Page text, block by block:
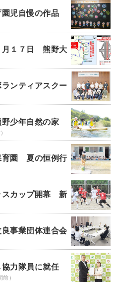
児自慢の作品
月１７日 熊野大
ンティアスクー
少年自然の家
育園 夏の恒例行
スカップ開幕 新
事業団体連合会
力隊員に就任
前）